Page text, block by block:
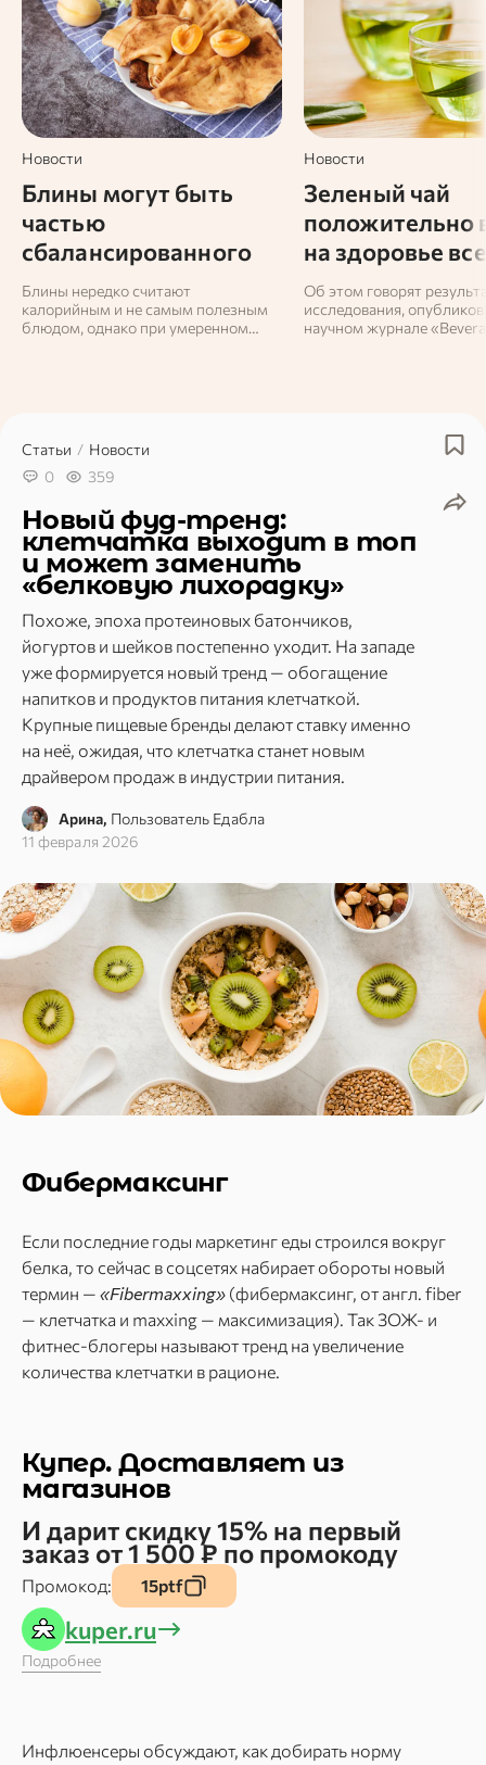
Новости
Блины могут быть
частью
сбалансированного
рациона
Блины нередко считают
калорийным и не самым полезным
блюдом, однако при умеренном
Новости
Зеленый чай
положительно
на здоровье
организма
Об этом говорят
исследования,
научном журнале
Статьи / Новости
0
359
Новый фуд-тренд:
клетчатка выходит в топ
и может заменить
«белковую лихорадку»
Похоже, эпоха протеиновых батончиков,
йогуртов и шейков постепенно уходит. На западе
уже формируется новый тренд — обогащение
напитков и продуктов питания клетчаткой.
Крупные пищевые бренды делают ставку именно
на неё, ожидая, что клетчатка станет новым
драйвером продаж в индустрии питания.
Арина, Пользователь Едабла
11 февраля 2026
Фибермаксинг
Если последние годы маркетинг еды строился вокруг
белка, то сейчас в соцсетях набирает обороты новый
термин — «Fibermaxxing» (фибермаксинг, от англ. fiber
— клетчатка и maxxing — максимизация). Так ЗОЖ- и
фитнес-блогеры называют тренд на увеличение
количества клетчатки в рационе.
Купер. Доставляет из
магазинов
И дарит скидку 15% на первый
заказ от 1 500 ₽ по промокоду
Промокод: 15ptf
kuper.ru
Подробнее
Инфлюенсеры обсуждают, как добирать норму